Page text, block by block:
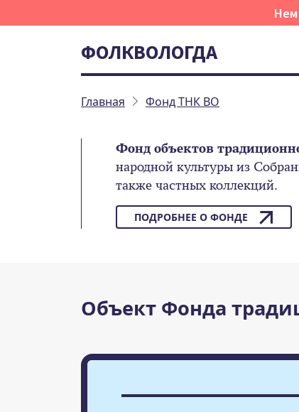
ФОЛКВОЛОГДА
Главная Фонд ТНК ВО
Фонд объектов
народной культуры из
также частных коллекций.
ПОДРОБНЕЕ О ФОНДЕ
Объект Фонда